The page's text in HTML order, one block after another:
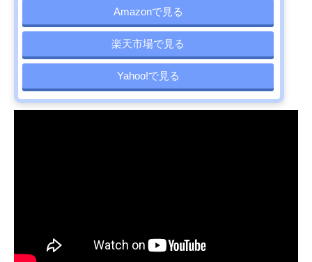
Amazonで見る
楽天市場で見る
Yahoo!で見る